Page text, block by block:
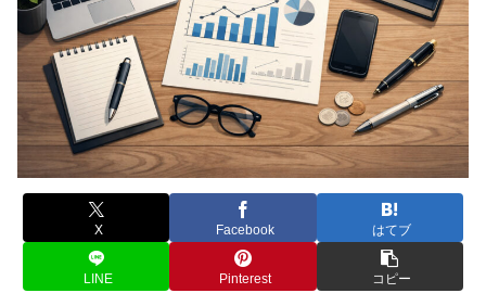
X Facebook はてブ
LINE Pinterest コピー